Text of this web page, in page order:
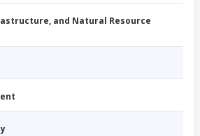
and Natural Resource